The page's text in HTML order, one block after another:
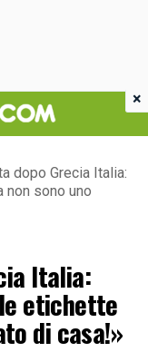
dopo Grecia Italia:
non sono uno
Italia:
etichette
di casa!»
×